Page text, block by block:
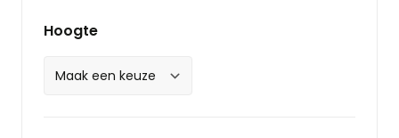
Hoogte